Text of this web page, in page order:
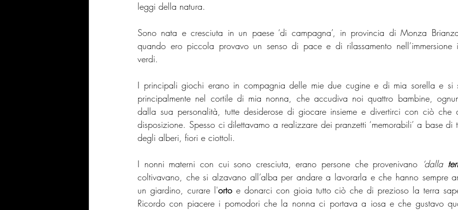
leggi della natura.
Sono nata e cresciuta in un paese ‘di campagna’, in provincia di Monza
quando ero piccola provavo un senso di pace e di rilassamento nell’immersione
verdi.
I principali giochi erano in compagnia delle mie due cugine e di mia sorella e si
principalmente nel cortile di mia nonna, che accudiva noi quattro bambine,
dalla sua personalità, tutte desiderose di giocare insieme e divertirci con ciò che
disposizione. Spesso ci dilettavamo a realizzare dei pranzetti ‘memorabili’ a base di
degli alberi, fiori e ciottoli.
I nonni materni con cui sono cresciuta, erano persone che provenivano ‘dalla
coltivavano, che si alzavano all’alba per andare a lavorarla e che hanno sempre
un giardino, curare l'orto e donarci con gioia tutto ciò che di prezioso la terra
Ricordo con piacere i pomodori che la nonna ci portava a iosa e che gustavo